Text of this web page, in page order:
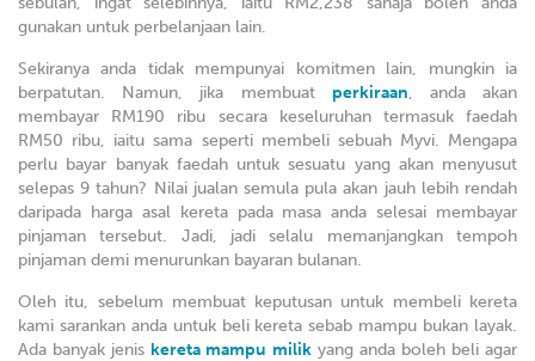
gunakan untuk perbelanjaan lain.
Sekiranya anda tidak mempunyai komitmen lain, mungkin ia
berpatutan. Namun, jika membuat perkiraan, anda akan
membayar RM190 ribu secara keseluruhan termasuk faedah
RM50 ribu, iaitu sama seperti membeli sebuah Myvi. Mengapa
perlu bayar banyak faedah untuk sesuatu yang akan menyusut
selepas 9 tahun? Nilai jualan semula pula akan jauh lebih rendah
daripada harga asal kereta pada masa anda selesai membayar
pinjaman tersebut. Jadi, jadi selalu memanjangkan tempoh
pinjaman demi menurunkan bayaran bulanan.
Oleh itu, sebelum membuat keputusan untuk membeli kereta
kami sarankan anda untuk beli kereta sebab mampu bukan layak.
Ada banyak jenis kereta mampu milikyang anda boleh beli agar